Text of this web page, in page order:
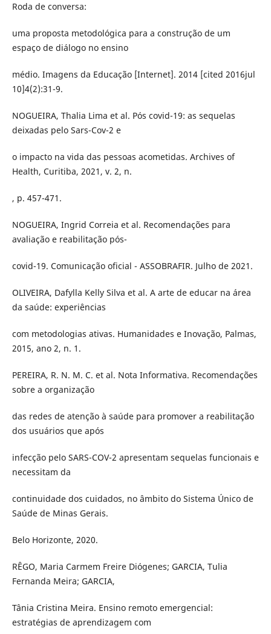
Roda de conversa:
uma proposta metodológica para a construção de um
espaço de diálogo no ensino
médio. Imagens da Educação [Internet]. 2014 [cited 2016jul
10]4(2):31-9.
NOGUEIRA, Thalia Lima et al. Pós covid-19: as sequelas
deixadas pelo Sars-Cov-2 e
o impacto na vida das pessoas acometidas. Archives of
Health, Curitiba, 2021, v. 2, n.
, p. 457-471.
NOGUEIRA, Ingrid Correia et al. Recomendações para
avaliação e reabilitação pós-
covid-19. Comunicação oficial - ASSOBRAFIR. Julho de 2021.
OLIVEIRA, Dafylla Kelly Silva et al. A arte de educar na área
da saúde: experiências
com metodologias ativas. Humanidades e Inovação, Palmas,
2015, ano 2, n. 1.
PEREIRA, R. N. M. C. et al. Nota Informativa. Recomendações
sobre a organização
das redes de atenção à saúde para promover a reabilitação
dos usuários que após
infecção pelo SARS-COV-2 apresentam sequelas funcionais e
necessitam da
continuidade dos cuidados, no âmbito do Sistema Único de
Saúde de Minas Gerais.
Belo Horizonte, 2020.
RÊGO, Maria Carmem Freire Diógenes; GARCIA, Tulia
Fernanda Meira; GARCIA,
Tânia Cristina Meira. Ensino remoto emergencial:
estratégias de aprendizagem com